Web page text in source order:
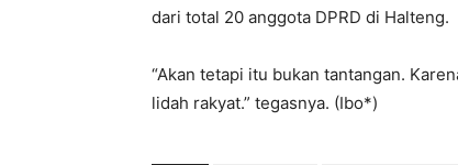
dari total 20 anggota DPRD di Halteng.
“Akan tetapi itu bukan tantangan.
lidah rakyat.” tegasnya. (Ibo*)